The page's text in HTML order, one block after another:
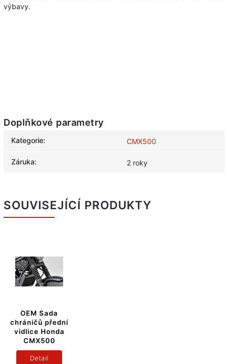
výbavy.
Doplňkové parametry
Kategorie: CMX500
Záruka: 2 roky
SOUVISEJÍCÍ PRODUKTY
OEM Sada
chráničů přední
vidlice Honda
CMX500
Detail